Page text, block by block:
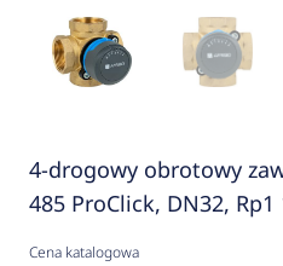
4-drogowy obrotowy
485 ProClick, DN32, Rp1
Cena katalogowa